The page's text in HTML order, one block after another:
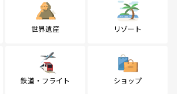
世界遺産 リゾート
鉄道・フライト ショップ